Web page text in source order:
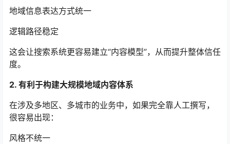
地域信息表达方式统一
逻辑路径稳定
这会让搜索系统更容易建立“内容模型”，从而提升整体信任
度。
2. 有利于构建大规模地域内容体系
在涉及多地区、多城市的业务中，如果完全靠人工撰写，
很容易出现：
风格不统一